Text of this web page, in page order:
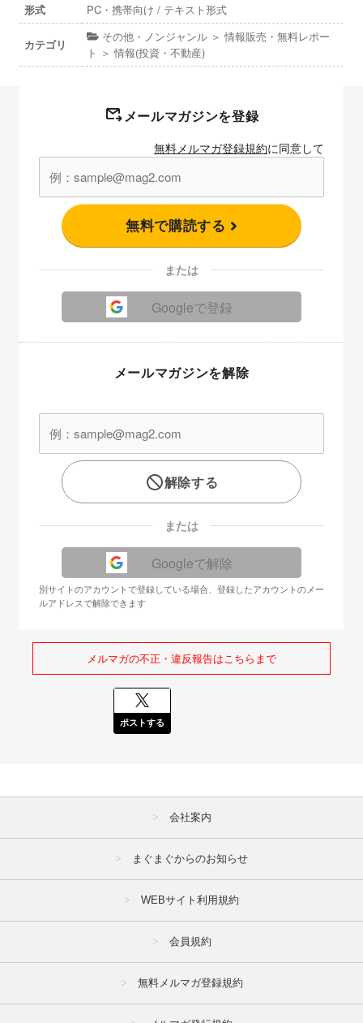
形式
PC・携帯向け / テキスト形式
カテゴリ
その他・ノンジャンル ＞ 情報販売・無料レポー
ト ＞ 情報(投資・不動産)
メールマガジンを登録
無料メルマガ登録規約に同意して
無料で購読する
または
Googleで登録
メールマガジンを解除
解除する
または
Googleで解除
別サイトのアカウントで登録している場合、登録したアカウントのメー
ルアドレスで解除できます
メルマガの不正・違反報告はこちらまで
ポストする
会社案内
まぐまぐからのお知らせ
WEBサイト利用規約
会員規約
無料メルマガ登録規約